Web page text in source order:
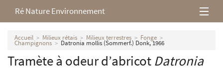
Ré Nature Environnement
L’association
Milieux rétais
Accueil Milieux rétais Milieux terrestres Fonge
Champignons Datronia mollis (Sommerf.) Donk, 1966
Tramète à odeur d’abricot Datronia